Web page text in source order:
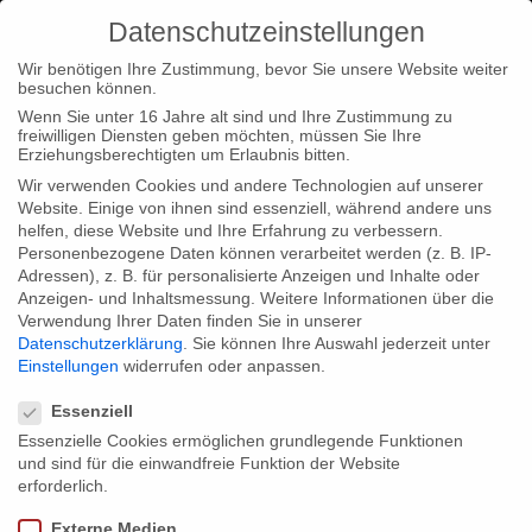
Home Loc THE WAGNER FILES – Resumé
THE WAGNER FILES – Resumé
The cross media format „The Wagner Files“ looks back at two
exciting weeks: We presented the film „The Wagner Files“ and
the interactive Graphic Novel (app) with great success all over
Germany, including Munich, Leipzig, Berlin and Bayreuth.
Datenschutzeinstellungen
Wir benötigen Ihre Zustimmung, bevor Sie unsere Website weiter
besuchen können.
Wenn Sie unter 16 Jahre alt sind und Ihre Zustimmung zu
freiwilligen Diensten geben möchten, müssen Sie Ihre
Erziehungsberechtigten um Erlaubnis bitten.
Wir verwenden Cookies und andere Technologien auf unserer
Website. Einige von ihnen sind essenziell, während andere uns
helfen, diese Website und Ihre Erfahrung zu verbessern.
Personenbezogene Daten können verarbeitet werden (z. B. IP-
Adressen), z. B. für personalisierte Anzeigen und Inhalte oder
Anzeigen- und Inhaltsmessung. Weitere Informationen über die
Verwendung Ihrer Daten finden Sie in unserer
Datenschutzerklärung
Sie können Ihre Auswahl jederzeit unter
Einstellungen widerrufen oder anpassen.
Essenziell
Essenzielle Cookies ermöglichen grundlegende Funktionen
und sind für die einwandfreie Funktion der Website
erforderlich.